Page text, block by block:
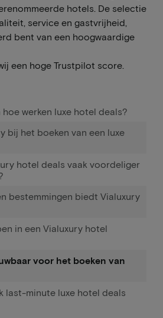
werken luxe hotel deals?
bij het boeken van een luxe
hotel deals vaak voordeliger
bestemmingen biedt Vialuxury
in een Vialuxury hotel
voor het boeken van
last-minute luxe hotel deals
hotels. De selectie
service en gastvrijheid,
bent van een hoogwaardige
een hoge Trustpilot score.